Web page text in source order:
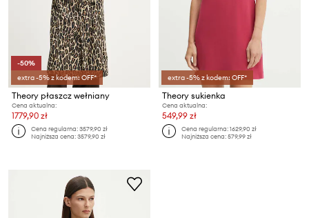
-50%
extra -5% z kodem: OFF*
Theory płaszcz wełniany
Cena aktualna:
1779,90 zł
Cena regularna:3579,90 zł
Najniższa cena:3579,90 zł
extra -5% z kodem: OFF*
Theory sukienka
Cena aktualna:
549,99 zł
Cena regularna:1629,90 zł
Najniższa cena:579,99 zł